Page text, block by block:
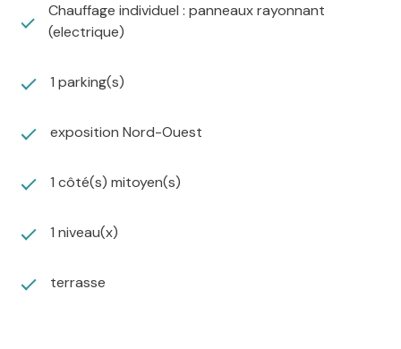
Chauffage individuel : panneaux rayonnant
(electrique)
1 parking(s)
exposition Nord-Ouest
1 côté(s) mitoyen(s)
1 niveau(x)
terrasse